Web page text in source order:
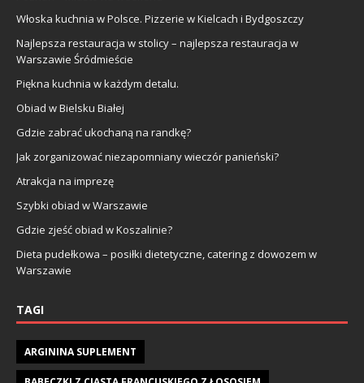
Włoska kuchnia w Polsce. Pizzerie w Kielcach i Bydgoszczy
Najlepsza restauracja w stolicy – najlepsza restauracja w
Warszawie Śródmieście
Piękna kuchnia w każdym detalu.
Obiad w Bielsku Białej
Gdzie zabrać ukochaną na randkę?
Jak zorganizować niezapomniany wieczór panieński?
Atrakcja na imprezę
Szybki obiad w Warszawie
Gdzie zjeść obiad w Koszalinie?
Dieta pudełkowa – posiłki dietetyczne, catering z dowozem w
Warszawie
TAGI
ARGININA SUPLEMENT